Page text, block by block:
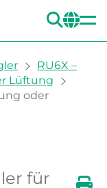
RU6X –
Lüftung
oder
für